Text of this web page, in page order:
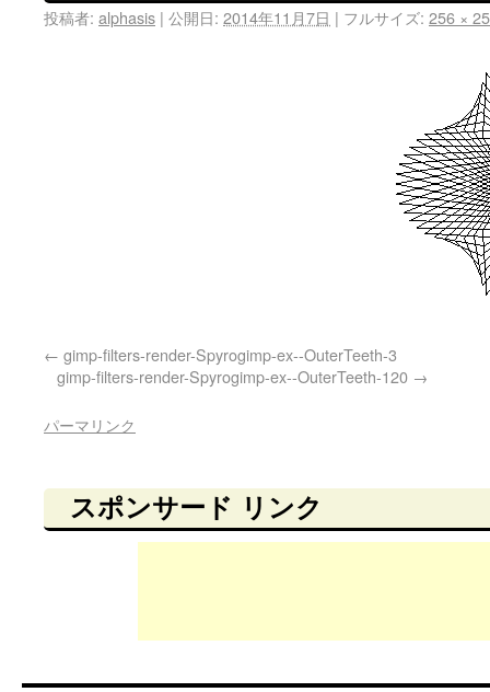
投稿者: alphasis | 公開日: 2014年11月7日 | フルサイズ: 256 ×
gimp-filters-render-Spyrogimp-ex--OuterTeeth-3
gimp-filters-render-Spyrogimp-ex--OuterTeeth-120
パーマリンク
スポンサード リンク